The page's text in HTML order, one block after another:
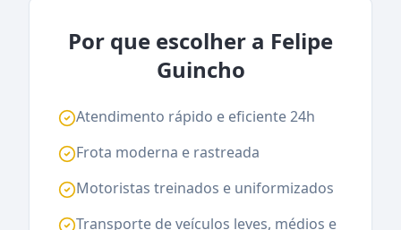
Por que escolher a Felipe
Guincho
Atendimento rápido e eficiente 24h
Frota moderna e rastreada
Motoristas treinados e uniformizados
Transporte de veículos leves, médios e